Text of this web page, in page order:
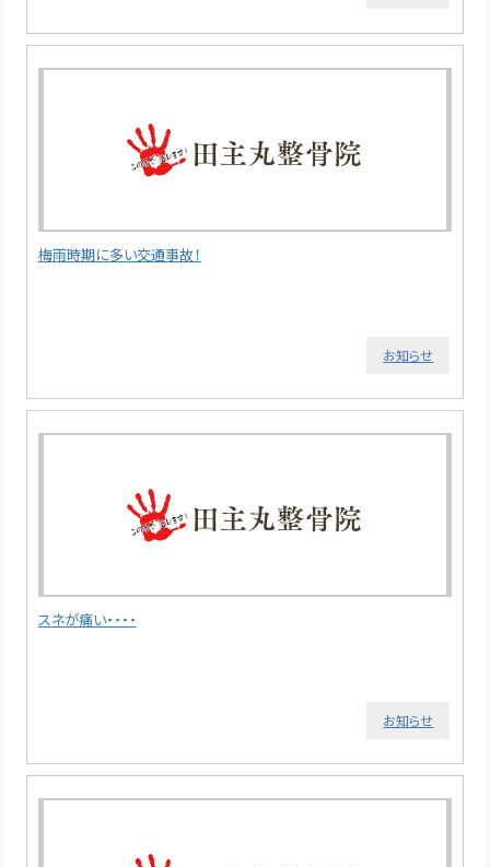
梅雨時期に多い交通事故！
お知らせ
スネが痛い・・・・
お知らせ